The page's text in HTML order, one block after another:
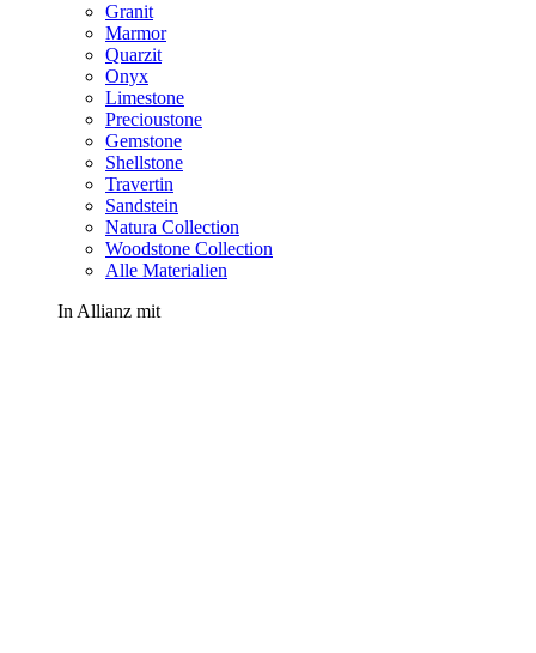
Granit
Marmor
Quarzit
Onyx
Limestone
Precioustone
Gemstone
Shellstone
Travertin
Sandstein
Natura Collection
Woodstone Collection
Alle Materialien
In Allianz mit